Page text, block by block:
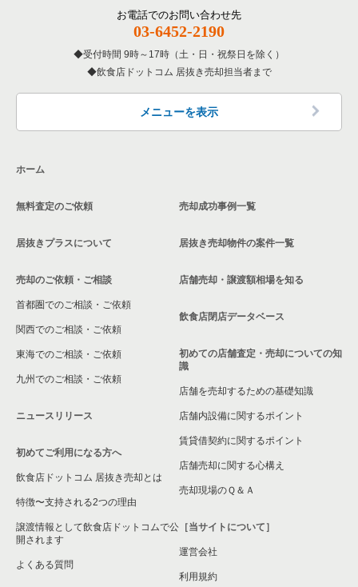
その他の居抜き売却物件の案件一覧
名古屋市南区の飲食店の居抜き売却物件の案件一覧
西春日井郡の飲食店の居抜き売却物件の案件一覧
名古屋市緑区の飲食店の居抜き売却物件の案件一覧
あま市の飲食店の居抜き売却物件の案件一覧
名古屋市港区の飲食店の居抜き売却物件の案件一覧
安城市の飲食店の居抜き売却物件の案件一覧
豊橋市の飲食店の居抜き売却物件の案件一覧
稲沢市の飲食店の居抜き売却物件の案件一覧
小牧市の飲食店の居抜き売却物件の案件一覧
名古屋市熱田区の飲食店の居抜き売却物件の案件一覧
豊田市の飲食店の居抜き売却物件の案件一覧
瀬戸市の飲食店の居抜き売却物件の案件一覧
名古屋市守山区の飲食店の居抜き売却物件の案件一覧
江南市の飲食店の居抜き売却物件の案件一覧
愛知県の専門料理の居抜き売却物件の案件一覧
愛知県の和食の居抜き売却物件の案件一覧
愛知県の洋食の居抜き売却物件の案件一覧
お電話でのお問い合わせ先
03-6452-2190
受付時間 9時～17時（土・日・祝祭日を除く）
飲食店ドットコム 居抜き売却担当者まで
メニューを表示
ホーム
無料査定のご依頼
居抜きプラスについて
売却のご依頼・ご相談
首都圏でのご相談・ご依頼
関西でのご相談・ご依頼
東海でのご相談・ご依頼
九州でのご相談・ご依頼
ニュースリリース
初めてご利用になる方へ
飲食店ドットコム 居抜き売却とは
特徴〜支持される2つの理由
譲渡情報として飲食店ドットコムで公
開されます
よくある質問
売却成功事例一覧
居抜き売却物件の案件一覧
店舗売却・譲渡額相場を知る
飲食店閉店データベース
初めての店舗査定・売却についての知
識
店舗を売却するための基礎知識
店舗内設備に関するポイント
賃貸借契約に関するポイント
店舗売却に関する心構え
売却現場のＱ＆Ａ
［当サイトについて］
運営会社
利用規約